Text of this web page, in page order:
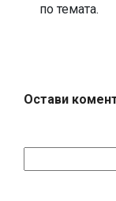
по темата.
Остави